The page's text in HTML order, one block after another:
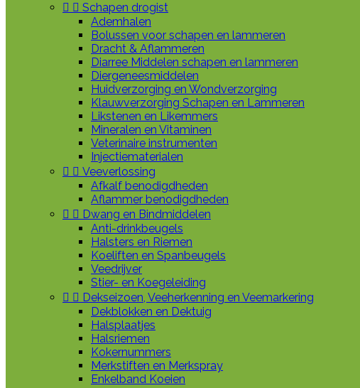
  Schapen drogist
Ademhalen
Bolussen voor schapen en lammeren
Dracht & Aflammeren
Diarree Middelen schapen en lammeren
Diergeneesmiddelen
Huidverzorging en Wondverzorging
Klauwverzorging Schapen en Lammeren
Likstenen en Likemmers
Mineralen en Vitaminen
Veterinaire instrumenten
Injectiematerialen
  Veeverlossing
Afkalf benodigdheden
Aflammer benodigdheden
  Dwang en Bindmiddelen
Anti-drinkbeugels
Halsters en Riemen
Koeliften en Spanbeugels
Veedrijver
Stier- en Koegeleiding
  Dekseizoen, Veeherkenning en Veemarkering
Dekblokken en Dektuig
Halsplaatjes
Halsriemen
Kokernummers
Merkstiften en Merkspray
Enkelband Koeien